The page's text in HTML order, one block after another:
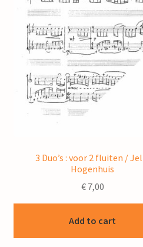
3 Duo’s : voor 2 fluiten /
Hogenhuis
€7,00
Add to cart